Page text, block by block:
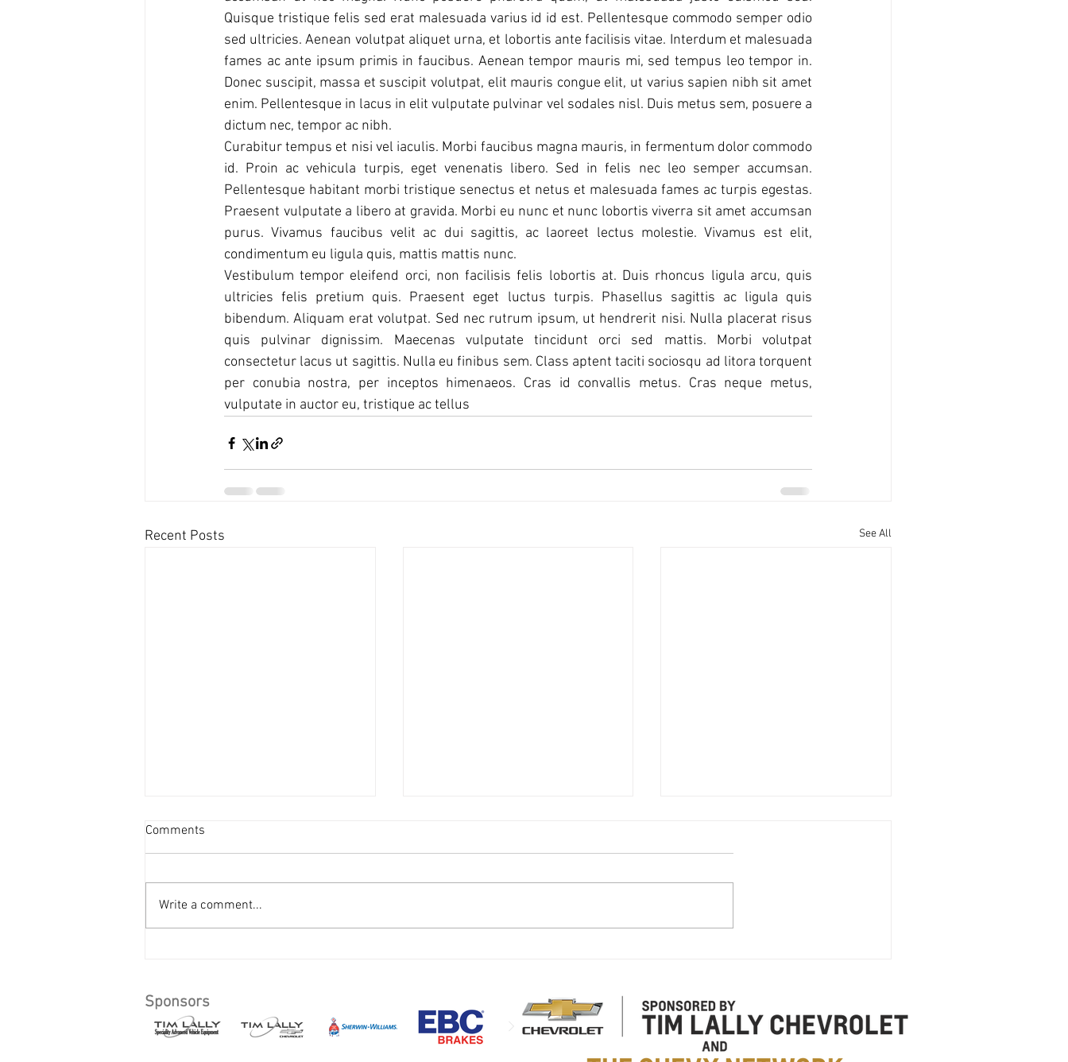
Quisque tristique felis sed erat malesuada varius id id est. Pellentesque commodo semper odio
sed ultricies. Aenean volutpat aliquet urna, et lobortis ante facilisis vitae. Interdum et malesuada
fames ac ante ipsum primis in faucibus. Aenean tempor mauris mi, sed tempus leo tempor in.
Donec suscipit, massa et suscipit volutpat, elit mauris congue elit, ut varius sapien nibh sit amet
enim. Pellentesque in lacus in elit vulputate pulvinar vel sodales nisl. Duis metus sem, posuere a
dictum nec, tempor ac nibh.
Curabitur tempus et nisi vel iaculis. Morbi faucibus magna mauris, in fermentum dolor commodo
id. Proin ac vehicula turpis, eget venenatis libero. Sed in felis nec leo semper accumsan.
Pellentesque habitant morbi tristique senectus et netus et malesuada fames ac turpis egestas.
Praesent vulputate a libero at gravida. Morbi eu nunc et nunc lobortis viverra sit amet accumsan
purus. Vivamus faucibus velit ac dui sagittis, ac laoreet lectus molestie. Vivamus est elit,
condimentum eu ligula quis, mattis mattis nunc.
Vestibulum tempor eleifend orci, non facilisis felis lobortis at. Duis rhoncus ligula arcu, quis
ultricies felis pretium quis. Praesent eget luctus turpis. Phasellus sagittis ac ligula quis
bibendum. Aliquam erat volutpat. Sed nec rutrum ipsum, ut hendrerit nisi. Nulla placerat risus
quis pulvinar dignissim. Maecenas vulputate tincidunt orci sed mattis. Morbi volutpat
consectetur lacus ut sagittis. Nulla eu finibus sem. Class aptent taciti sociosqu ad litora torquent
per conubia nostra, per inceptos himenaeos. Cras id convallis metus. Cras neque metus,
vulputate in auctor eu, tristique ac tellus
Recent Posts See All
TEST
Comments
Write a comment...
Sponsors